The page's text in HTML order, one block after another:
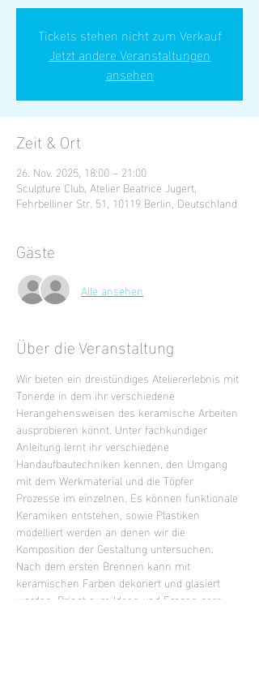
Tickets stehen nicht zum Verkauf
Jetzt andere Veranstaltungen
ansehen
Zeit & Ort
26. Nov. 2025, 18:00 – 21:00
Sculpture Club, Atelier Beatrice Jugert,
Fehrbelliner Str. 51, 10119 Berlin, Deutschland
Gäste
Alle ansehen
Über die Veranstaltung
Wir bieten ein dreistündiges Ateliererlebnis mit
Tonerde in dem ihr verschiedene
Herangehensweisen des keramische Arbeiten
ausprobieren könnt. Unter fachkundiger
Anleitung lernt ihr verschiedene
Handaufbautechniken kennen, den Umgang
mit dem Werkmaterial und die Töpfer
Prozesse im einzelnen. Es können funktionale
Keramiken entstehen, sowie Plastiken
modelliert werden an denen wir die
Komposition der Gestaltung untersuchen.
Nach dem ersten Brennen kann mit
keramischen Farben dekoriert und glasiert
werden. Bringt eure Ideen und Fragen gern